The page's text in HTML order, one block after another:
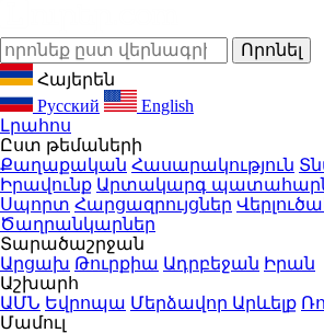
Հայերեն
Русский
English
Լրահոս
Ըստ թեմաների
Քաղաքական Հասարակություն
Իրավունք Արտակարգ
Սպորտ Հարցազրույցներ
Ծաղրանկարներ
Տարածաշրջան
Արցախ Թուրքիա Ադրբեջան Իրան
Աշխարհ
ԱՄՆ Եվրոպա Մերձավոր Արևելք
Մամուլ